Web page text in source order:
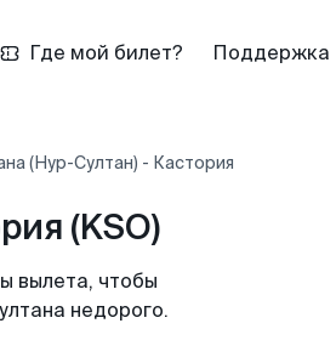
Где мой билет? Поддержка
(Нур-Султан) - Кастория
(KSO)
вылета, чтобы
недорого.